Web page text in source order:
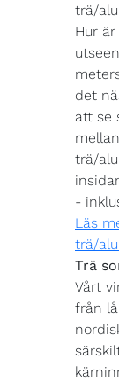
trä/
Hur
det
att se
trä/
-
Läs
trä/
Trä
Vårt
från